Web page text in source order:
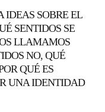
SOBRE EL
SENTIDOS SE
LLAMAMOS
NO, QUÉ
QUÉ ES
UNA IDENTIDAD